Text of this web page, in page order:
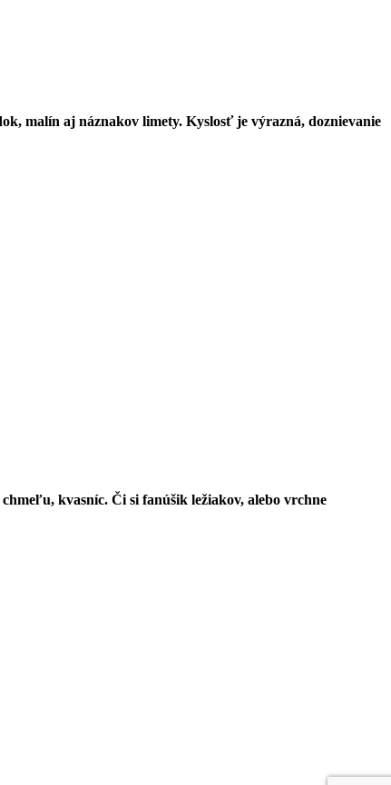
malín aj náznakov limety. Kyslosť je výrazná, doznievanie
kvasníc. Či si fanúšik ležiakov, alebo vrchne